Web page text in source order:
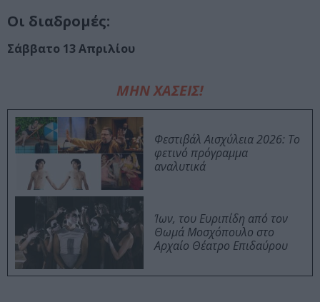
Οι διαδρομές:
Σάββατο 13 Απριλίου
ΜΗΝ ΧΑΣΕΙΣ!
Φεστιβάλ Αισχύλεια 2026: Το
φετινό πρόγραμμα
αναλυτικά
Ίων, του Ευριπίδη από τον
Θωμά Μοσχόπουλο στο
Αρχαίο Θέατρο Επιδαύρου